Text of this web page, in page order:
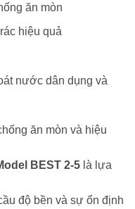
ăn mòn
hiệu quả
nước dân dụng và
ăn mòn và hiệu
BEST 2-5 là lựa
độ bền và sự ổn định